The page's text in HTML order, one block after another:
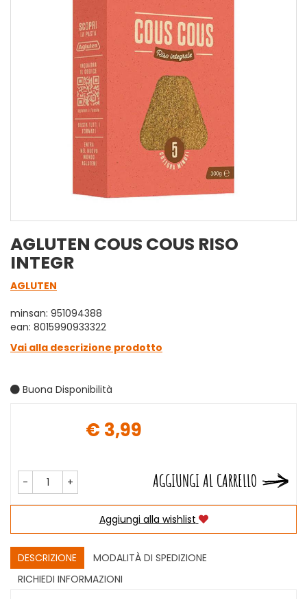
AGLUTEN COUS COUS RISO
INTEGR
AGLUTEN
minsan: 951094388
ean: 8015990933322
Vai alla descrizione prodotto
Buona Disponibilità
€ 3,99
- + AGGIUNGI AL CARRELLO
Aggiungi alla wishlist
DESCRIZIONE
MODALITÀ DI SPEDIZIONE
RICHIEDI INFORMAZIONI